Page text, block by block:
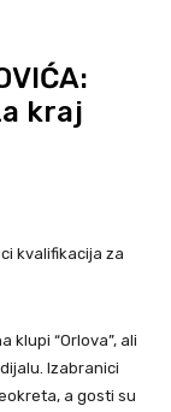
kraj
kvalifikacija za
klupi “Orlova”, ali
Izabranici
a gosti su